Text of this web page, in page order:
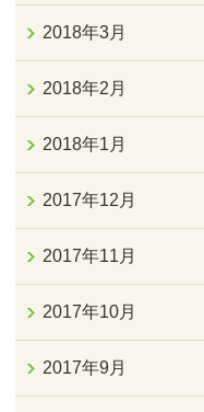
2018年3月
2018年2月
2018年1月
2017年12月
2017年11月
2017年10月
2017年9月